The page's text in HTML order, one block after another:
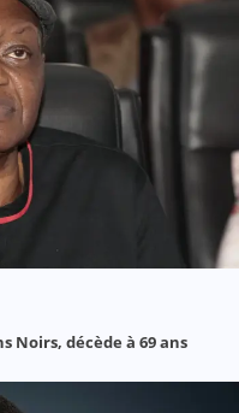
Noirs, décède à 69 ans